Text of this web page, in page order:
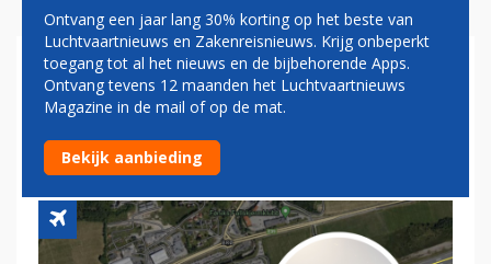
NORWEGIAN BOEING 737
GLIJDT VAN DE BAAN IN
MOLDE
Ontvang een jaar lang 30% korting op het beste van
Luchtvaartnieuws en Zakenreisnieuws. Krijg onbeperkt
toegang tot al het nieuws en de bijbehorende Apps.
Ontvang tevens 12 maanden het Luchtvaartnieuws
Magazine in de mail of op de mat.
Bekijk aanbieding